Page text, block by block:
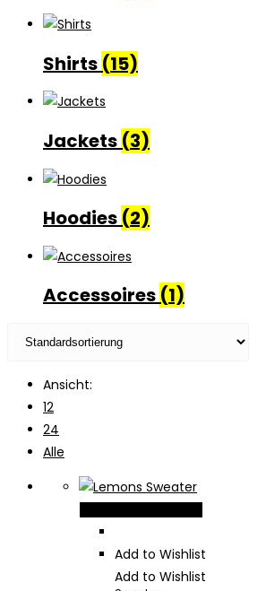
Shirts (15)
Jackets (3)
Hoodies (2)
Accessoires (1)
Ansicht:
12
24
Alle
weist
mehrere
Add to Wishlist
Add to Wishlist